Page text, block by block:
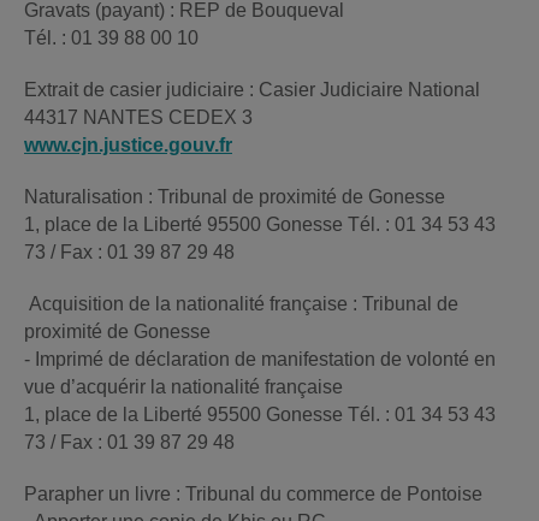
Gravats (payant) : REP de Bouqueval
Tél. : 01 39 88 00 10
Extrait de casier judiciaire : Casier Judiciaire National
44317 NANTES CEDEX 3
www.cjn.justice.gouv.fr
Naturalisation : Tribunal de proximité de Gonesse
1, place de la Liberté 95500 Gonesse Tél. : 01 34 53 43
73 / Fax : 01 39 87 29 48
Acquisition de la nationalité française : Tribunal de
proximité de Gonesse
- Imprimé de déclaration de manifestation de volonté en
vue d’acquérir la nationalité française
1, place de la Liberté 95500 Gonesse Tél. : 01 34 53 43
73 / Fax : 01 39 87 29 48
Parapher un livre : Tribunal du commerce de Pontoise